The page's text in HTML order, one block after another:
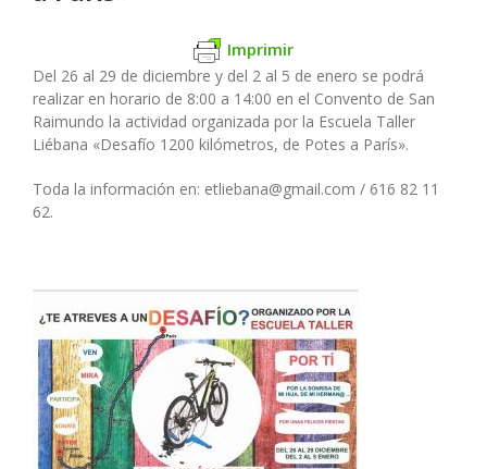
Imprimir
Del 26 al 29 de diciembre y del 2 al 5 de enero se podrá
realizar en horario de 8:00 a 14:00 en el Convento de San
Raimundo la actividad organizada por la Escuela Taller
Liébana «Desafío 1200 kilómetros, de Potes a París».
Toda la información en: etliebana@gmail.com / 616 82 11
62.